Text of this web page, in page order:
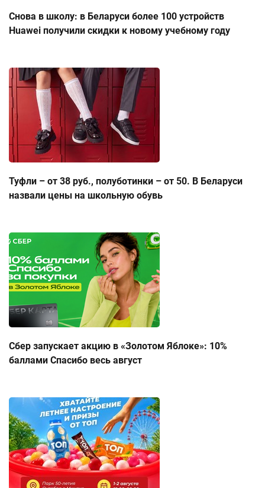
Снова в школу: в Беларуси более 100 устройств
Huawei получили скидки к новому учебному году
Туфли – от 38 руб., полуботинки – от 50. В Беларуси
назвали цены на школьную обувь
Сбер запускает акцию в «Золотом Яблоке»: 10%
баллами Спасибо весь август